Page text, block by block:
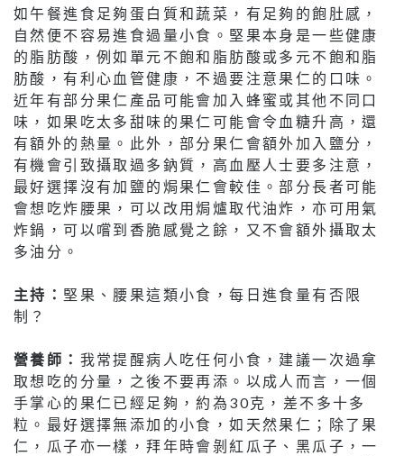
如午餐進食足夠蛋白質和蔬菜，有足夠的飽肚感，
自然便不容易進食過量小食。堅果本身是一些健康
的脂肪酸，例如單元不飽和脂肪酸或多元不飽和脂
肪酸，有利心血管健康，不過要注意果仁的口味。
近年有部分果仁產品可能會加入蜂蜜或其他不同口
味，如果吃太多甜味的果仁可能會令血糖升高，還
有額外的熱量。此外，部分果仁會額外加入鹽分，
有機會引致攝取過多鈉質，高血壓人士要多注意，
最好選擇沒有加鹽的焗果仁會較佳。部分長者可能
會想吃炸腰果，可以改用焗爐取代油炸，亦可用氣
炸鍋，可以嚐到香脆感覺之餘，又不會額外攝取太
多油分。
主持： 堅果、腰果這類小食，每日進食量有否限
制？
營養師： 我常提醒病人吃任何小食，建議一次過拿
取想吃的分量，之後不要再添。以成人而言，一個
手掌心的果仁已經足夠，約為30克，差不多十多
粒。最好選擇無添加的小食，如天然果仁；除了果
仁，瓜子亦一樣，拜年時會剝紅瓜子、黑瓜子，一